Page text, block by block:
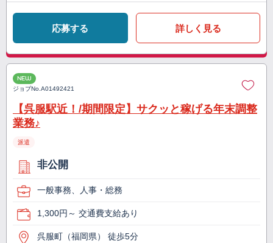
応募する 詳しく見る
NEW
ジョブNo.A01492421
【呉服駅近！/期間限定】サクッと稼げる年末調整
業務♪
派遣
非公開
一般事務、人事・総務
1,300円～ 交通費支給あり
呉服町（福岡県） 徒歩5分